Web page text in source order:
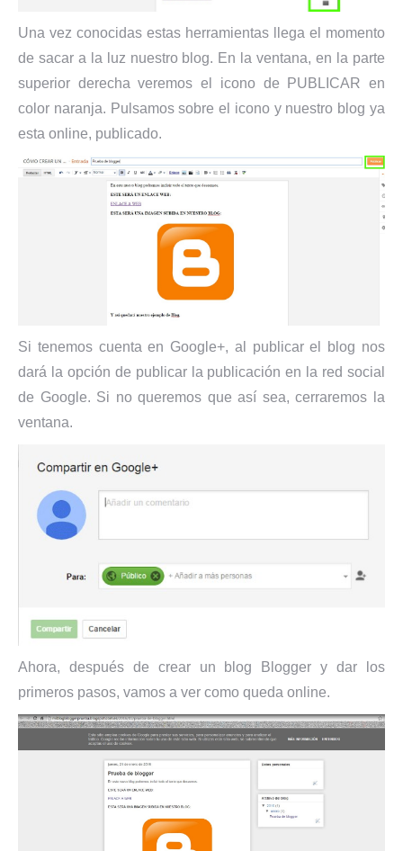
Una vez conocidas estas herramientas llega el momento
de sacar a la luz nuestro blog. En la ventana, en la parte
superior derecha veremos el icono de PUBLICAR en
color naranja. Pulsamos sobre el icono y nuestro blog ya
esta online, publicado.
Si tenemos cuenta en Google+, al publicar el blog nos
dará la opción de publicar la publicación en la red social
de Google. Si no queremos que así sea, cerraremos la
ventana.
Ahora, después de crear un blog Blogger y dar los
primeros pasos, vamos a ver como queda online.